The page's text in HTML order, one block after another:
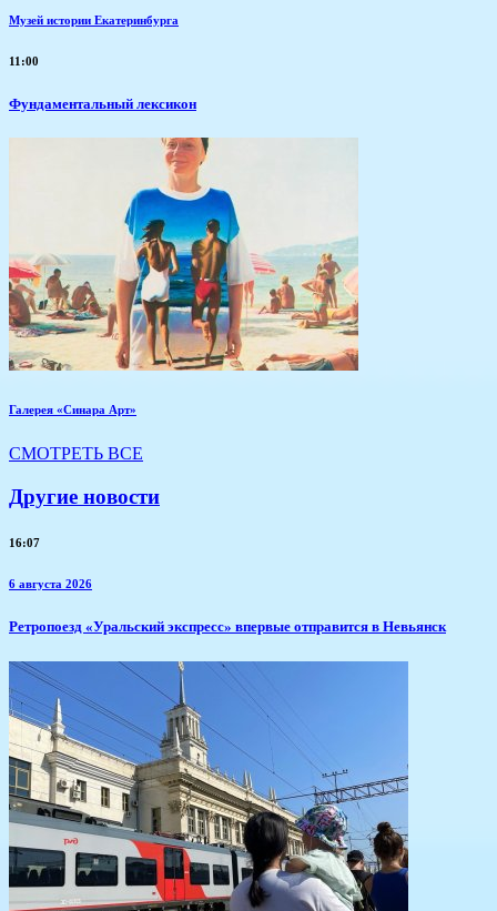
Музей истории Екатеринбурга
11:00
Фундаментальный лексикон
Галерея «Синара Арт»
СМОТРЕТЬ ВСЕ
Другие новости
16:07
6 августа 2026
​Ретропоезд «Уральский экспресс» впервые отправится в Невьянск